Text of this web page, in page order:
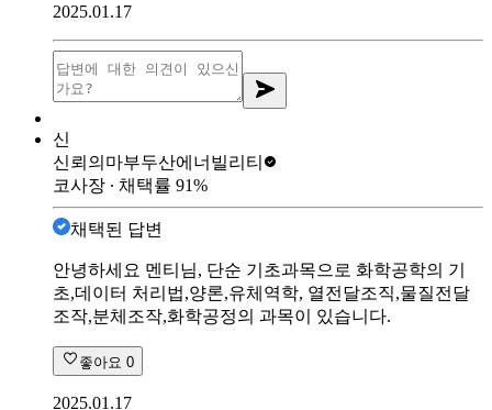
2025.01.17
신
신뢰의마부두산에너빌리티
코사장 ∙ 채택률 91%
채택된 답변
안녕하세요 멘티님, 단순 기초과목으로 화학공학의 기
초,데이터 처리법,양론,유체역학, 열전달조직,물질전달
조작,분체조작,화학공정의 과목이 있습니다.
좋아요 0
2025.01.17